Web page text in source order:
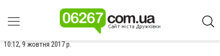
10:12, 9 жовтня 2017 р.